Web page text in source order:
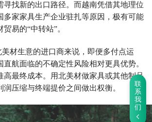
联
系
我
们
寻找新的出口路径。而越南凭借其地理位
多家家具生产企业驻扎等原因，极有可能
易的“中转站”。
材生意的进口商来说，即便多付点运
直航面临的不确定性风险相对更具优势。
高最终成本。用北美材做家具或其他制品
润压缩与终端提价之间做出权衡。